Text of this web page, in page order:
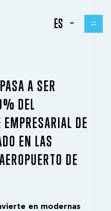
ES
A SER
DEL
EMPRESARIAL DE
EN LAS
DE
en modernas